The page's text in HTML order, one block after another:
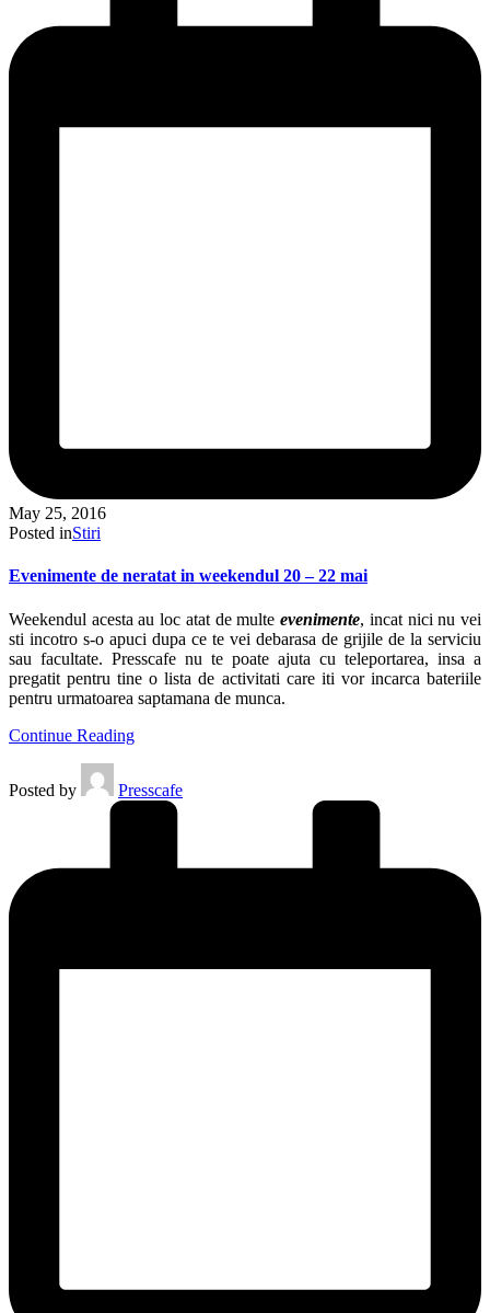
May 25, 2016
Posted inStiri
Evenimente de neratat in weekendul 20 – 22 mai
Weekendul acesta au loc atat de multeevenimente, incat nici nu vei
sti incotro s-o apuci dupa ce te vei debarasa de grijile de la serviciu
sau facultate. Presscafe nu te poate ajuta cu teleportarea, insa a
pregatit pentru tine o lista de activitati care iti vor incarca bateriile
pentru urmatoarea saptamana de munca.
Continue Reading
Posted by Presscafe